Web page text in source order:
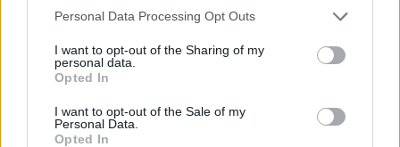
Personal Data Processing Opt Outs
I want to opt-out of the Sharing of my
personal data.
Opted In
I want to opt-out of the Sale of my
Personal Data.
Opted In
A rovat további cikkei